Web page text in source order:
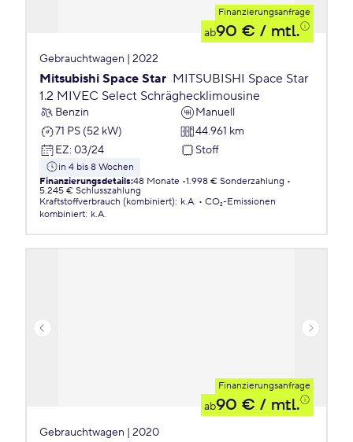
Finanzierungsanfrage
ab90 € / mtl.
Gebrauchtwagen | 2022
Mitsubishi Space Star MITSUBISHI Space Star
1.2 MIVEC Select Schräghecklimousine
Benzin
Manuell
71 PS (52 kW)
44.961 km
EZ: 03/24 Stoff
in 4 bis 8 Wochen
Finanzierungsdetails:48 Monate 1.998 € Sonderzahlung
5.245 € Schlusszahlung
Kraftstoffverbrauch (kombiniert): k.A.
CO₂-Emissionen
kombiniert: k.A.
Finanzierungsanfrage
ab90 € / mtl.
Gebrauchtwagen | 2020